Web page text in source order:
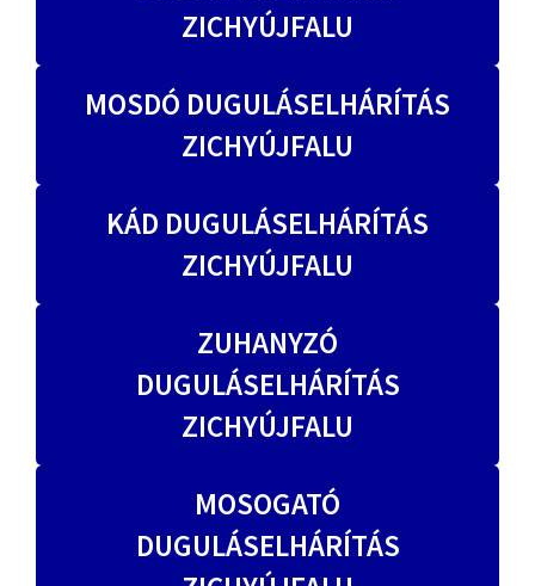
ZICHYÚJFALU
MOSDÓ DUGULÁSELHÁRÍTÁS
ZICHYÚJFALU
KÁD DUGULÁSELHÁRÍTÁS
ZICHYÚJFALU
ZUHANYZÓ
DUGULÁSELHÁRÍTÁS
ZICHYÚJFALU
MOSOGATÓ
DUGULÁSELHÁRÍTÁS